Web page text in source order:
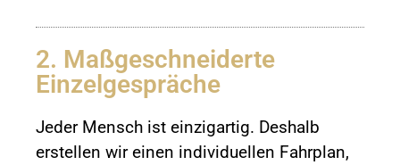
2. Maßgeschneiderte
Einzelgespräche
Jeder Mensch ist einzigartig. Deshalb
erstellen wir einen individuellen Fahrplan,